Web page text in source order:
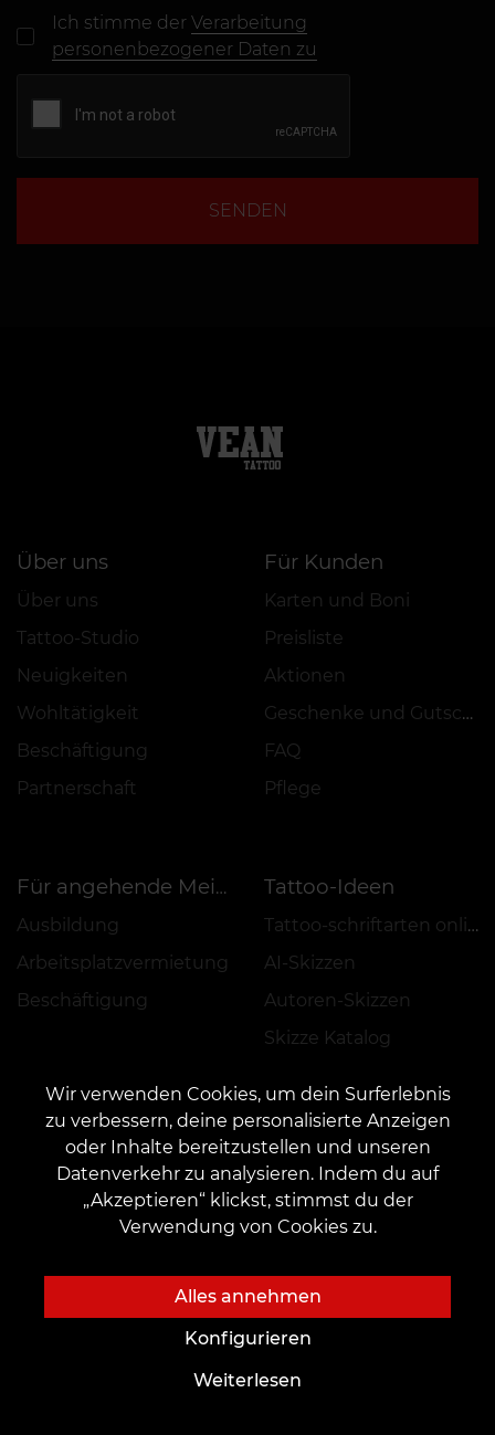
Ich stimme derVerarbeitung
personenbezogener Daten zu
SENDEN
Über uns
Über uns
Tattoo-Studio
Neuigkeiten
Wohltätigkeit
Beschäftigung
Partnerschaft
Für Kunden
Karten und Boni
Preisliste
Aktionen
Geschenke und Gutscheine
FAQ
Pflege
Für angehende Meister
Ausbildung
Arbeitsplatzvermietung
Beschäftigung
Tattoo-Ideen
Tattoo-schriftarten online
AI-Skizzen
Autoren-Skizzen
Skizze Katalog
Tattoo
Piercing
Permanent Make-up
Termin
Zahlung
Vorauszahlung
Feedback hinterlassen
Wichtiges
Wir verwenden Cookies, um dein Surferlebnis
zu verbessern, deine personalisierte Anzeigen
oder Inhalte bereitzustellen und unseren
Datenverkehr zu analysieren. Indem du auf
„Akzeptieren“ klickst, stimmst du der
Verwendung von Cookies zu.
Alles annehmen
Konfigurieren
Weiterlesen